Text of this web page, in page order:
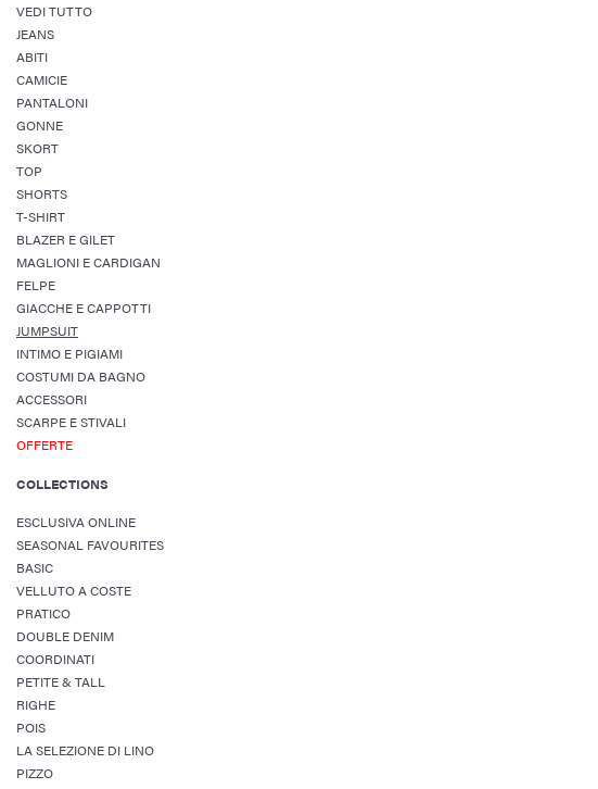
VEDI TUTTO
JEANS
ABITI
CAMICIE
PANTALONI
GONNE
SKORT
TOP
SHORTS
T-SHIRT
BLAZER E GILET
MAGLIONI E CARDIGAN
FELPE
GIACCHE E CAPPOTTI
JUMPSUIT
INTIMO E PIGIAMI
COSTUMI DA BAGNO
ACCESSORI
SCARPE E STIVALI
OFFERTE
COLLECTIONS
ESCLUSIVA ONLINE
SEASONAL FAVOURITES
BASIC
VELLUTO A COSTE
PRATICO
DOUBLE DENIM
COORDINATI
PETITE & TALL
RIGHE
POIS
LA SELEZIONE DI LINO
PIZZO